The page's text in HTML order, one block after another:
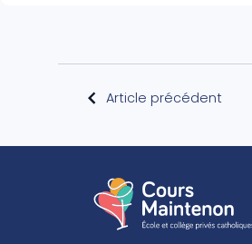
Article précédent